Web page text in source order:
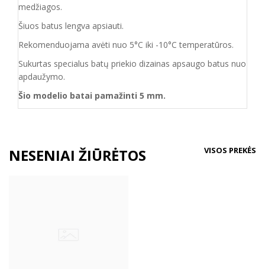
medžiagos.
Šiuos batus lengva apsiauti.
Rekomenduojama avėti nuo 5°C iki -10°C temperatūros.
Sukurtas specialus batų priekio dizainas apsaugo batus nuo
apdaužymo.
Šio modelio batai pamažinti 5 mm.
NESENIAI ŽIŪRĖTOS VISOS PREKĖS